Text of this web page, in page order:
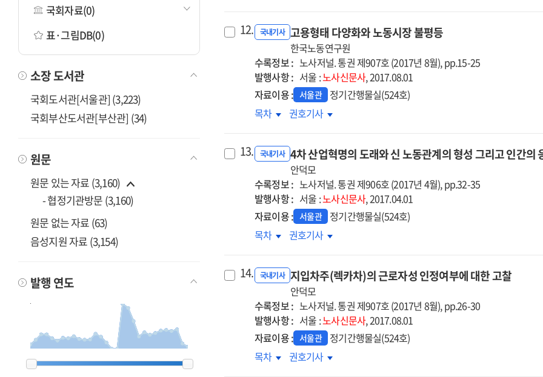
국회자료(0)
표·그림DB(0)
소장 도서관
국회도서관[서울관] (3,223)
국회부산도서관[부산관] (34)
원문
원문 있는 자료 (3,160)
- 협정기관방문 (3,160)
원문 없는 자료 (63)
음성지원 자료 (3,154)
발행 연도
2017년 2017년
전망
12. 국내기사 고용형태 다양화와 노동시장 불평등
한국노동연구원
수록정보 : 노사저널. 통권 제907호 (2017년 8월), pp.15-25
발행사항 : 서울 :노사신문사, 2017.08.01
자료이용 : 서울관 정기간행물실(524호)
고용형태
불평등
목차
고용형태
불평등
권호기사
13. 국내기사 4차 산업혁명의 도래와 신 노동관계의 형성 그리고 인간의
안덕모
수록정보 : 노사저널. 통권 제906호 (2017년 4월), pp.32-35
발행사항 : 서울 :노사신문사, 2017.04.01
자료이용 : 서울관 정기간행물실(524호)
4차
신
노동관계의
형성
그리고
인간의
응전
목차
4차
신
노동관계의
형성
그리고
인간의
응전
권호기사
14. 국내기사 지입차주(렉카차)의 근로자성 인정여부에 대한 고찰
안덕모
수록정보 : 노사저널. 통권 제907호 (2017년 8월), pp.26-30
발행사항 : 서울 :노사신문사, 2017.08.01
자료이용 : 서울관 정기간행물실(524호)
지입차주
목차
지입차주
권호기사